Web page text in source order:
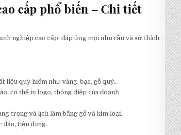
cấp phổ biến – Chi tiết
nghiệp cao cấp, đáp ứng mọi nhu cầu và sở thích
liệu quý hiếm như vàng, bạc, gỗ quý…
có thể in logo, thông điệp của doanh
trọng và lịch lãm bằng gỗ và kim loại.
tiện dụng.